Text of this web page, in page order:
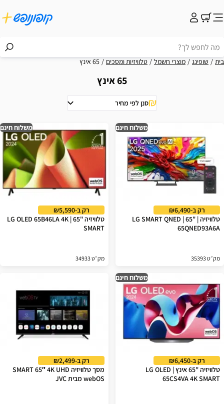
בית שופינג מוצרי חשמל טלוויזיות ומסכים 65 אינץ
65 אינץ
סנן לפי מחיר
משלוח חינם
רק ב-₪6,490
טלוויזיה | "65 LG SMART QNED |
65QNED93A6A
מק״ט 35393
משלוח חינם
רק ב-₪5,590
טלוויזיה "65 | LG OLED 65B46LA 4K
SMART
מק״ט 34933
משלוח חינם
רק ב-₪6,450
טלוויזיה "65 אינץ | LG OLED
65CS4VA 4K SMART
רק ב-₪2,499
מסך טלוויזיה SMART 65″ 4K UHD
webOS מבית JVC